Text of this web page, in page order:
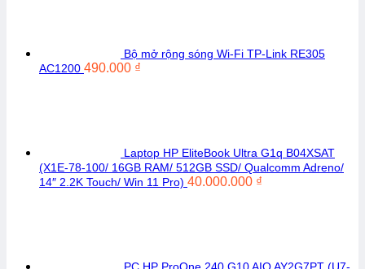
Bộ mở rộng sóng Wi-Fi TP-Link RE305
AC1200 490.000 ₫
Laptop HP EliteBook Ultra G1q B04XSAT
(X1E-78-100/ 16GB RAM/ 512GB SSD/ Qualcomm Adreno/
14″ 2.2K Touch/ Win 11 Pro) 40.000.000 ₫